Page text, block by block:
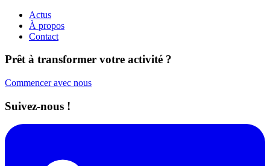
Actus
À propos
Contact
Prêt à transformer votre activité ?
Commencer avec nous
Suivez-nous !